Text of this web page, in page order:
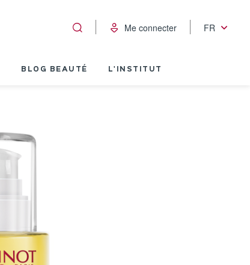
Me connecter FR
BLOG BEAUTÉ L'INSTITUT